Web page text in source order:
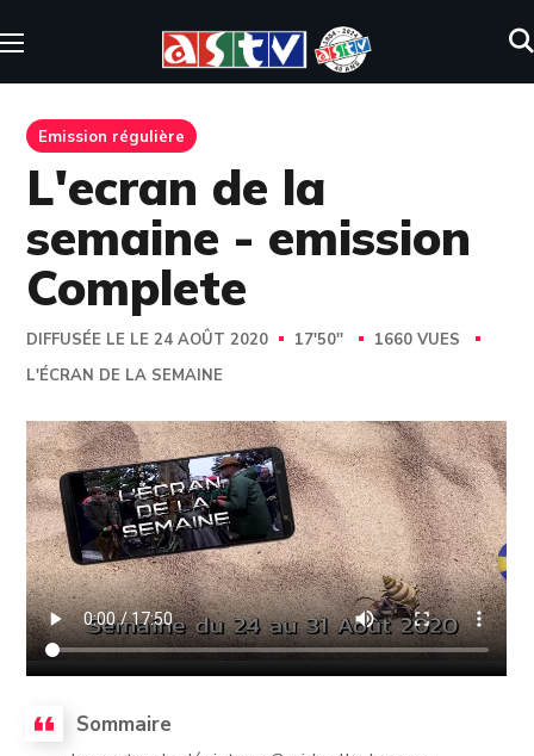
Emission régulière
L'ecran de la
semaine - emission
Complete
DIFFUSÉE LE LE 24 AOÛT 2020 17'50''
1660 VUES
L'ÉCRAN DE LA SEMAINE
Sommaire